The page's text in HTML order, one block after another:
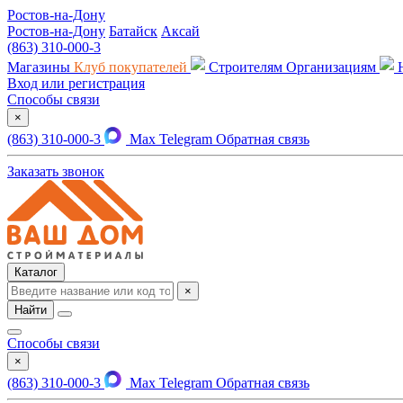
Ростов-на-Дону
Ростов-на-Дону Батайск Аксай
(863) 310-000-3
Магазины Клуб покупателей Строителям Организациям
Вход или регистрация
Способы связи
×
(863) 310-000-3 Max Telegram Обратная связь
Заказать звонок
Каталог
×
Найти
Способы связи
×
(863) 310-000-3 Max Telegram Обратная связь